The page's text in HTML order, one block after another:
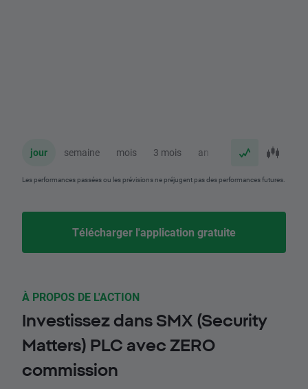
jour semaine mois 3 mois an
Les performances passées ou les prévisions ne préjugent pas des performances futures.
Télécharger l'application gratuite
À PROPOS DE L'ACTION
Investissez dans SMX (Security
Matters) PLC avec ZERO
commission